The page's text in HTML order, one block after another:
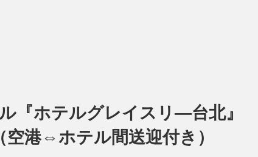
『ホテルグレイスリ―台北』
港⇔ホテル間送迎付き）